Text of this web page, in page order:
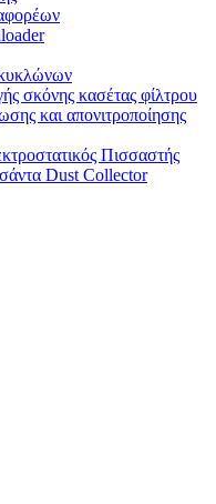
σκόνης κασέτας φίλτρου
και απονιτροποίησης
Πισσαστής
Dust Collector